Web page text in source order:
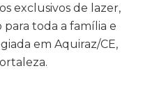
exclusivos de lazer,
toda a família e
em Aquiraz/CE,